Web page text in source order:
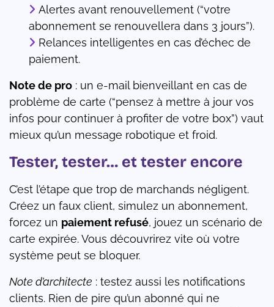
Alertes avant renouvellement (“votre
abonnement se renouvellera dans 3 jours”).
Relances intelligentes en cas d’échec de
paiement.
Note de pro : un e-mail bienveillant en cas de
problème de carte (“pensez à mettre à jour vos
infos pour continuer à profiter de votre box”) vaut
mieux qu’un message robotique et froid.
Tester, tester… et tester encore
C’est l’étape que trop de marchands négligent.
Créez un faux client, simulez un abonnement,
forcez un paiement refusé, jouez un scénario de
carte expirée. Vous découvrirez vite où votre
système peut se bloquer.
Note d’architecte : testez aussi les notifications
clients. Rien de pire qu’un abonné qui ne